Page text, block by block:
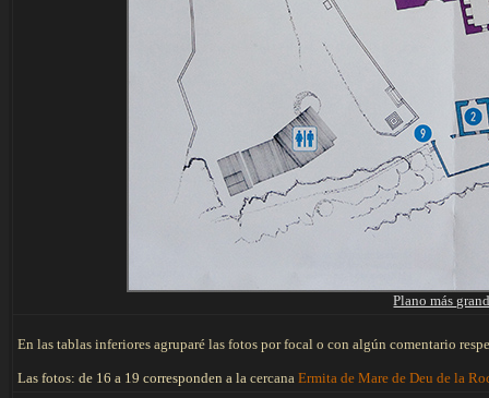
Plano más
En las tablas inferiores agruparé las fotos por focal o con algún comentario
Las fotos: de 16 a 19 corresponden a la cercana Ermita de Mare de Deu de la